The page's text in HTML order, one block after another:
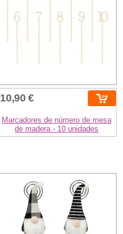
10,90 €
Marcadores de número de mesa
de madera - 10 unidades